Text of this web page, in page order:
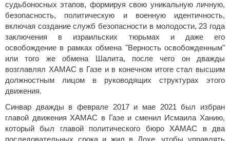
судьбоносных этапов, формируя свою уникальную личную,
безопасность, политическую и военную идентичность,
включая создание служб безопасности в молодости, 23 года
заключения в израильских тюрьмах и даже его
освобождение в рамках обмена "Верность освобожденным"
или того же обмена Шалита, после чего он дважды
возглавлял ХАМАС в Газе и в конечном итоге стал высшим
должностным лицом в руководящих структурах этого
движения.
Синвар дважды в феврале 2017 и мае 2021 был избран
главой движения ХАМАС в Газе и сменил Исмаила Ханию,
который был главой политического бюро ХАМАС в два